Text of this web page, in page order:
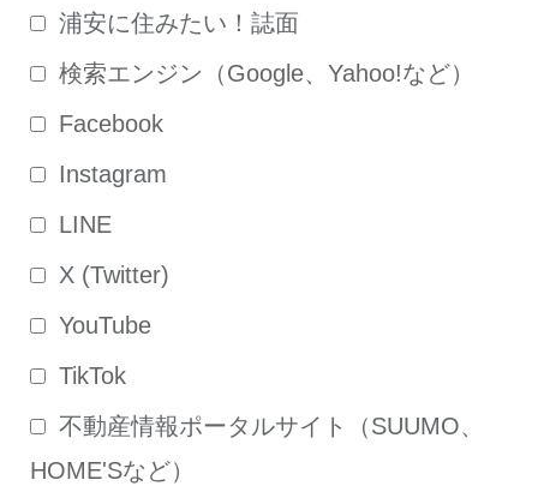
浦安に住みたい！誌面
検索エンジン（Google、Yahoo!など）
Facebook
Instagram
LINE
X (Twitter)
YouTube
TikTok
不動産情報ポータルサイト（SUUMO、
HOME'Sなど）